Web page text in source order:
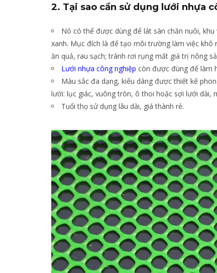
2. Tại sao cần sử dụng lưới nhựa
Nó có thể được dùng để lát sàn chăn nuôi,
xanh. Mục đích là để tạo môi trường làm việc khô
ăn quả, rau sạch; tránh rơi rụng mất giá trị nông
Lưới nhựa công nghiệp còn được đùng để làm
Màu sắc đa dạng, kiểu dáng được thiết kế
lưới: lục giác, vuông tròn, ô thoi hoặc sợi lưới dài,
Tuổi thọ sử dụng lâu dài, giá thành rẻ.